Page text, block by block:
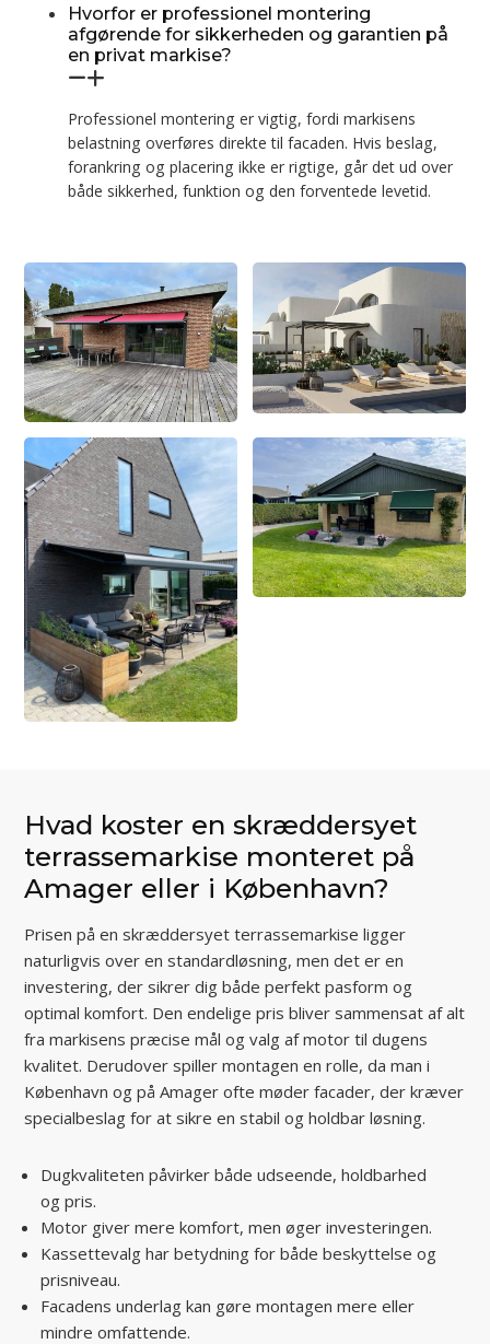
Hvorfor er professionel montering
afgørende for sikkerheden og garantien på
en privat markise?
Professionel montering er vigtig, fordi markisens
belastning overføres direkte til facaden. Hvis beslag,
forankring og placering ikke er rigtige, går det ud over
både sikkerhed, funktion og den forventede levetid.
Hvad koster en skræddersyet
terrassemarkise monteret på
Amager eller i København?
Prisen på en skræddersyet terrassemarkise ligger
naturligvis over en standardløsning, men det er en
investering, der sikrer dig både perfekt pasform og
optimal komfort. Den endelige pris bliver sammensat af alt
fra markisens præcise mål og valg af motor til dugens
kvalitet. Derudover spiller montagen en rolle, da man i
København og på Amager ofte møder facader, der kræver
specialbeslag for at sikre en stabil og holdbar løsning.
Dugkvaliteten påvirker både udseende, holdbarhed
og pris.
Motor giver mere komfort, men øger investeringen.
Kassettevalg har betydning for både beskyttelse og
prisniveau.
Facadens underlag kan gøre montagen mere eller
mindre omfattende.